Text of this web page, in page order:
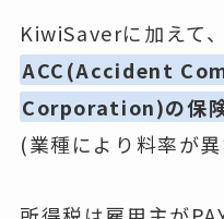
KiwiSaverに加えて、
ACC(Accident
Corporation)の保
(業種により料率が異